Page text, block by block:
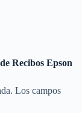
Recibos Epson
Los campos